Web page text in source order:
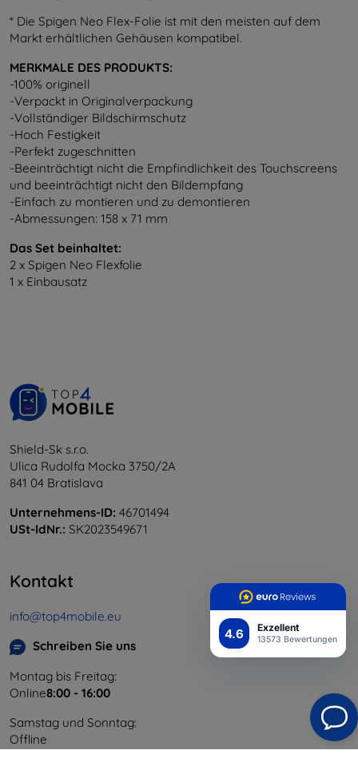
4.6 Exzellent
13573 Bewertungen
* Die Spigen Neo Flex-Folie ist mit den meisten auf dem
Markt erhältlichen Gehäusen kompatibel.
MERKMALE DES PRODUKTS:
-100% originell
-Verpackt in Originalverpackung
-Vollständiger Bildschirmschutz
-Hoch Festigkeit
-Perfekt zugeschnitten
-Beeinträchtigt nicht die Empfindlichkeit des Touchscreens
und beeinträchtigt nicht den Bildempfang
-Einfach zu montieren und zu demontieren
-Abmessungen: 158 x 71 mm
Das Set beinhaltet:
2 x Spigen Neo Flexfolie
1 x Einbausatz
Shield-Sk s.r.o.
Ulica Rudolfa Mocka 3750/2A
841 04 Bratislava
Unternehmens-ID: 46701494
USt-IdNr.: SK2023549671
Kontakt
info@top4mobile.eu
Schreiben Sie uns
Montag bis Freitag:
Online8:00 - 16:00
Samstag und Sonntag:
Offline